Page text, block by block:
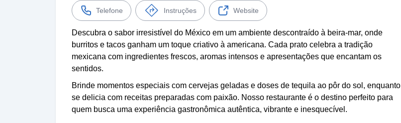
Telefone Instruções Website
Descubra o sabor irresistível do México em um ambiente descontraído à beira-mar, onde
burritos e tacos ganham um toque criativo à americana. Cada prato celebra a tradição
mexicana com ingredientes frescos, aromas intensos e apresentações que encantam os
sentidos.
Brinde momentos especiais com cervejas geladas e doses de tequila ao pôr do sol, enquanto
se delicia com receitas preparadas com paixão. Nosso restaurante é o destino perfeito para
quem busca uma experiência gastronômica autêntica, vibrante e inesquecível.